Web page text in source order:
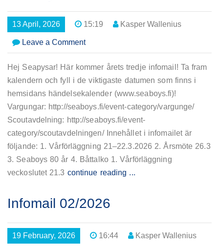
13 April, 2026 15:19 Kasper Wallenius
Leave a Commenton
Seaboys
Infomail
Hej Seapysar! Här kommer årets tredje infomail! Ta fram
kalendern och fyll i de viktigaste datumen som finns i
hemsidans händelsekalender (www.seaboys.fi)!
Vargungar: http://seaboys.fi/event-category/vargunge/
Scoutavdelning: http://seaboys.fi/event-
category/scoutavdelningen/ Innehållet i infomailet är
följande: 1. Vårförläggning 21–22.3.2026 2. Årsmöte 26.3
3. Seaboys 80 år 4. Båttalko 1. Vårförläggning
veckoslutet 21.3 continue reading ...
Infomail 02/2026
19 February, 2026 16:44 Kasper Wallenius